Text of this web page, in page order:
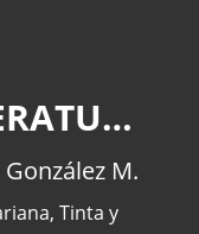
|NOBEL DE LITERATURA| HAN KANG EL PLATO FUERTE DE SANT JORDI 2026
M.
, Tinta y